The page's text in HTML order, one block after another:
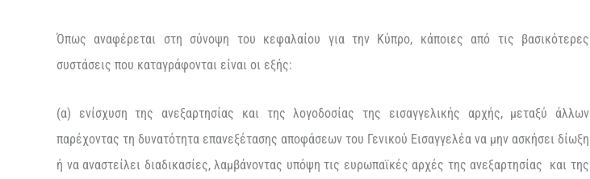
Όπως αναφέρεται στη σύνοψη του κεφαλαίου για την Κύπρο, κάποιες από τις βασικότερες
συστάσεις που καταγράφονται είναι οι εξής:
(α) ενίσχυση της ανεξαρτησίας και της λογοδοσίας της εισαγγελικής αρχής, μεταξύ άλλων
παρέχοντας τη δυνατότητα επανεξέτασης αποφάσεων του Γενικού Εισαγγελέα να μην ασκήσει δίωξη
ή να αναστείλει διαδικασίες, λαμβάνοντας υπόψη τις ευρωπαϊκές αρχές της ανεξαρτησίας και της